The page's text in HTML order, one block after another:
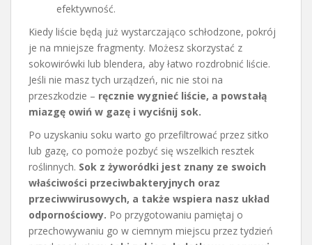
efektywność.
Kiedy liście będą już wystarczająco schłodzone, pokrój
je na mniejsze fragmenty. Możesz skorzystać z
sokowirówki lub blendera, aby łatwo rozdrobnić liście.
Jeśli nie masz tych urządzeń, nic nie stoi na
przeszkodzie – ręcznie wygnieć liście, a powstałą
miazgę owiń w gazę i wyciśnij sok.
Po uzyskaniu soku warto go przefiltrować przez sitko
lub gazę, co pomoże pozbyć się wszelkich resztek
roślinnych. Sok z żyworódki jest znany ze swoich
właściwości przeciwbakteryjnych oraz
przeciwwirusowych, a także wspiera nasz układ
odpornościowy. Po przygotowaniu pamiętaj o
przechowywaniu go w ciemnym miejscu przez tydzień